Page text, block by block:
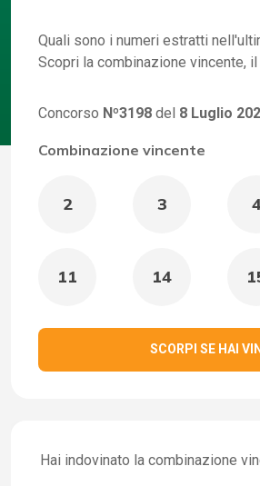
Quali sono i numeri estratti
Scopri la combinazione vincente,
Concorso Nº3198 del 8 Luglio
Combinazione vincente
2 3
11 14
SCORPI SE HAI
Hai indovinato la combinazione